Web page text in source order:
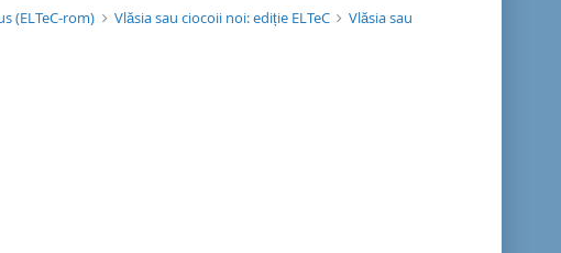
(ELTeC-rom) Vlăsia sau ciocoii noi: ediție ELTeC
Vlăsia sau